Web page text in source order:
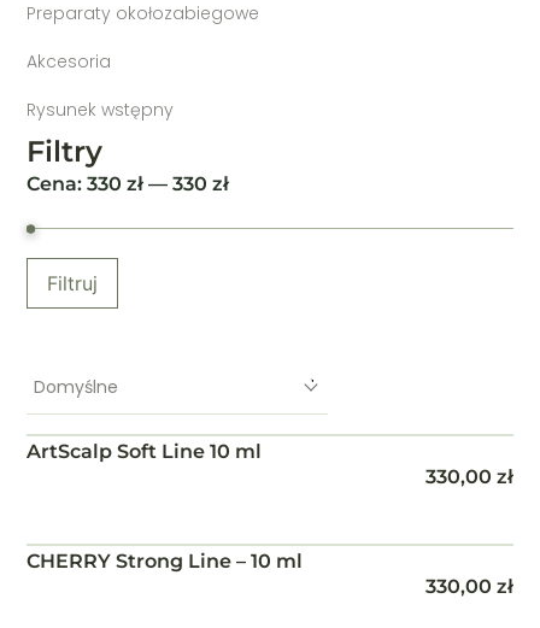
Filtry
Cena:330 zł —330 zł
Filtruj
Preparaty okołozabiegowe
Akcesoria
Rysunek wstępny
Domyślne
ArtScalp Soft Line 10 ml
330,00 zł
CHERRY Strong Line – 10 ml
330,00 zł